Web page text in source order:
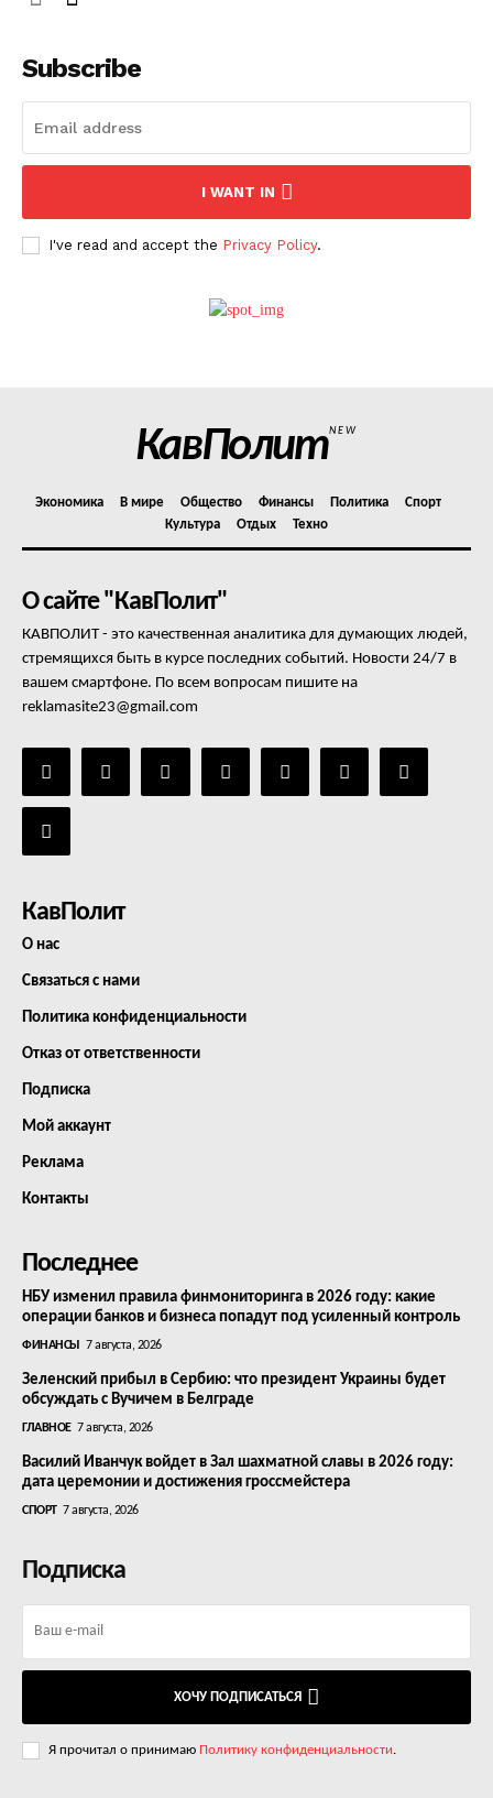
О нас
Политика конфиденциальности
Subscribe
I WANT IN
I've read and accept the Privacy Policy.
КавПолитNEW
Экономика В мире Общество Финансы Политика
Спорт
Культура
Отдых Техно
О сайте "КавПолит"
КАВПОЛИТ - это качественная аналитика для думающих людей,
стремящихся быть в курсе последних событий. Новости 24/7 в
вашем смартфоне. По всем вопросам пишите на
reklamasite23@gmail.com
КавПолит
О нас
Связаться с нами
Политика конфиденциальности
Отказ от ответственности
Подписка
Мой аккаунт
Реклама
Контакты
Последнее
НБУ изменил правила финмониторинга в 2026 году: какие
операции банков и бизнеса попадут под усиленный контроль
ФИНАНСЫ 7 августа, 2026
Зеленский прибыл в Сербию: что президент Украины будет
обсуждать с Вучичем в Белграде
ГЛАВНОЕ 7 августа, 2026
Василий Иванчук войдет в Зал шахматной славы в 2026 году:
дата церемонии и достижения гроссмейстера
СПОРТ 7 августа, 2026
Подписка
ХОЧУ ПОДПИСАТЬСЯ
Я прочитал о принимаю Политику конфиденциальности.